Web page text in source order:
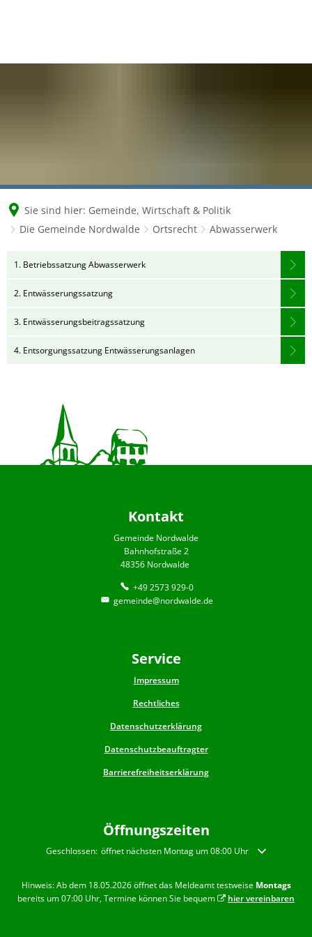
Sie sind hier: Gemeinde, Wirtschaft & Politik
Die Gemeinde Nordwalde
Ortsrecht Abwasserwerk
Abwasserwerk
1. Betriebssatzung Abwasserwerk
2. Entwässerungssatzung
3. Entwässerungsbeitragssatzung
4. Entsorgungssatzung Entwässerungsanlagen
Kontakt
Gemeinde Nordwalde
Bahnhofstraße 2
48356 Nordwalde
+49 2573 929-0
gemeinde@nordwalde.de
Service
Impressum
Rechtliches
Datenschutzerklärung
Datenschutzbeauftragter
Barrierefreiheitserklärung
Öffnungszeiten
Klicken, um weitere Öffnungs- oder Schließzeiten auszublenden
Geschlossen: öffnet nächsten Montag um 08:00 Uhr
Hinweis: Ab dem 18.05.2026 öffnet das Meldeamt testweise Montags
bereits um 07:00 Uhr, Termine können Sie bequem
hier vereinbaren